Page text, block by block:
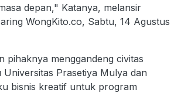
depan," Katanya, melansir
WongKito.co, Sabtu, 14 Agustus
pihaknya menggandeng civitas
Universitas Prasetiya Mulya dan
bisnis kreatif untuk program